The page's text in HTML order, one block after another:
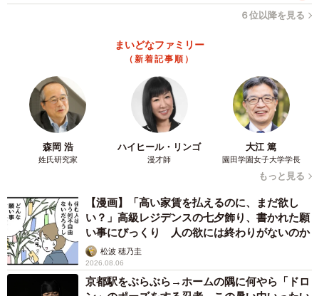
６位以降を見る
まいどなファミリー
（新着記事順）
森岡 浩
姓氏研究家
ハイヒール・リンゴ
漫才師
大江 篤
園田学園女子大学学長
もっと見る
【漫画】「高い家賃を払えるのに、まだ欲し
い？」高級レジデンスの七夕飾り、書かれた願
い事にびっくり 人の欲には終わりがないのか
松波 穂乃圭
2026.08.06
京都駅をぶらぶら→ホームの隅に何やら「ドロ